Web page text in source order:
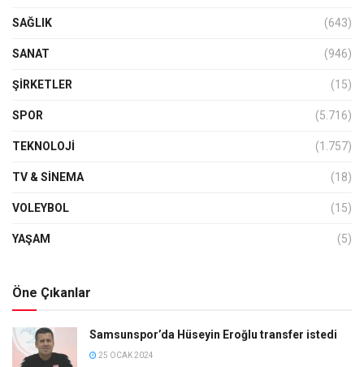
SAĞLIK (643)
SANAT (946)
ŞIRKETLER (15)
SPOR (5.716)
TEKNOLOJİ (1.757)
TV & SINEMA (18)
VOLEYBOL (15)
YAŞAM (5)
Öne Çıkanlar
Samsunspor’da Hüseyin Eroğlu transfer istedi
25 OCAK 2024